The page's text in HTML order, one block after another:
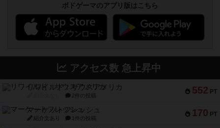
ボドゲーマのアプリ版はこちら
アクセス数 急上昇中
552 PT
リワイルド：サウスアメリカ
2件の投稿
170 PT
マーケットフレッシュ
紹介文あり 1件の投稿